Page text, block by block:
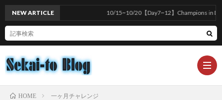
NEW ARTICLE 10/15~10/20【Day7~12】Champions in
HOME 一ヶ月チャレンジ